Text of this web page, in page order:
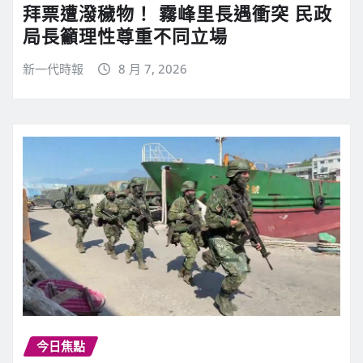
拜票遭潑穢物！ 霧峰里長遇衝突 民政
局長籲理性尊重不同立場
新一代時報 8 月 7, 2026
今日焦點